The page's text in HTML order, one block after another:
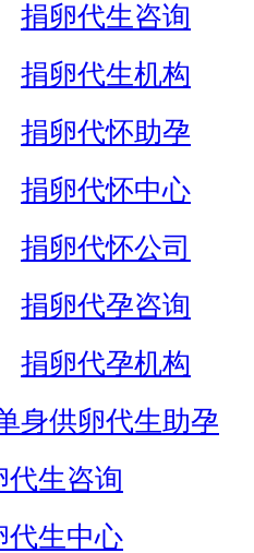
捐卵代生咨询
捐卵代生机构
捐卵代怀助孕
捐卵代怀中心
捐卵代怀公司
捐卵代孕咨询
捐卵代孕机构
身供卵代生助孕
代生咨询
代生中心